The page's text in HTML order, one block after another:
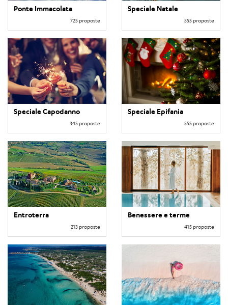
Ponte Immacolata
725 proposte
Speciale Natale
555 proposte
Speciale Capodanno
345 proposte
Speciale Epifania
555 proposte
Entroterra
213 proposte
Benessere e terme
415 proposte